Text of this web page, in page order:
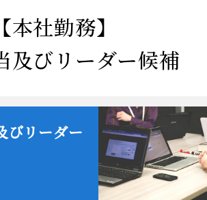
【本社勤務】
及びリーダー候補
びリーダー